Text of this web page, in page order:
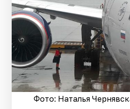
Фото: Наталья